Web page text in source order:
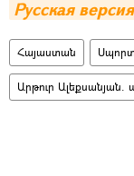
Русская версия
Հայաստան Սպորտ
Արթուր